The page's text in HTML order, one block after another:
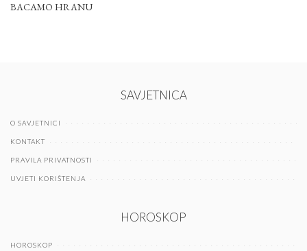
BACAMO HRANU
SAVJETNICA
O SAVJETNICI
KONTAKT
PRAVILA PRIVATNOSTI
UVJETI KORIŠTENJA
HOROSKOP
HOROSKOP